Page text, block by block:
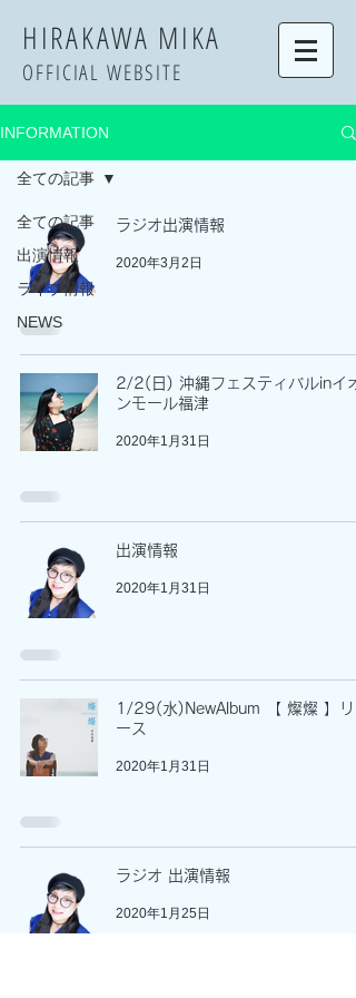
​HIRAKAWA MIKA
OFFICIAL WEBSITE
INFORMATION
全ての記事
出演情報
ライブ情報
NEWS
全ての記事
ラジオ出演情報
2020年3月2日
2/2(日) 沖縄フェスティバルinイオ
ンモール福津
2020年1月31日
出演情報
2020年1月31日
1/29(水)NewAlbum 【 燦燦 】リ
ース
2020年1月31日
ラジオ 出演情報
2020年1月25日